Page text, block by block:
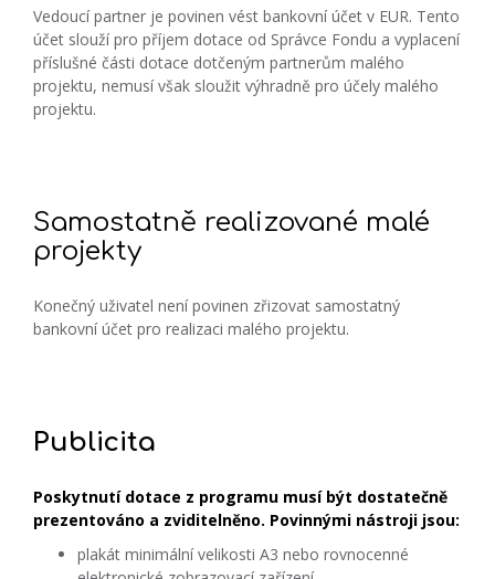
Vedoucí partner je povinen vést bankovní účet v EUR. Tento
účet slouží pro příjem dotace od Správce Fondu a vyplacení
příslušné části dotace dotčeným partnerům malého
projektu, nemusí však sloužit výhradně pro účely malého
projektu.
Samostatně realizované malé
projekty
Konečný uživatel není povinen zřizovat samostatný
bankovní účet pro realizaci malého projektu.
Publicita
Poskytnutí dotace z programu musí být dostatečně
prezentováno a zviditelněno. Povinnými nástroji jsou:
plakát minimální velikosti A3 nebo rovnocenné